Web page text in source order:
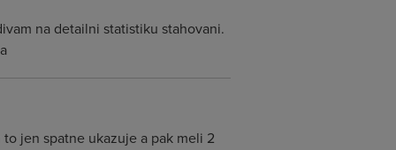
na detailni statistiku stahovani.
jen spatne ukazuje a pak meli 2